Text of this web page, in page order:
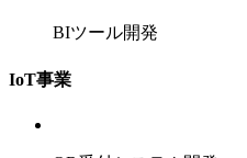
BIツール開発
IoT事業